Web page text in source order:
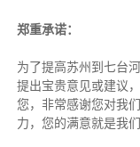
郑重承诺：
为了提高苏州到七台
提出宝贵意见或建议
您，非常感谢您对我
力，您的满意就是我